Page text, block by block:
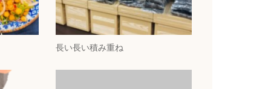
長い長い積み重ね